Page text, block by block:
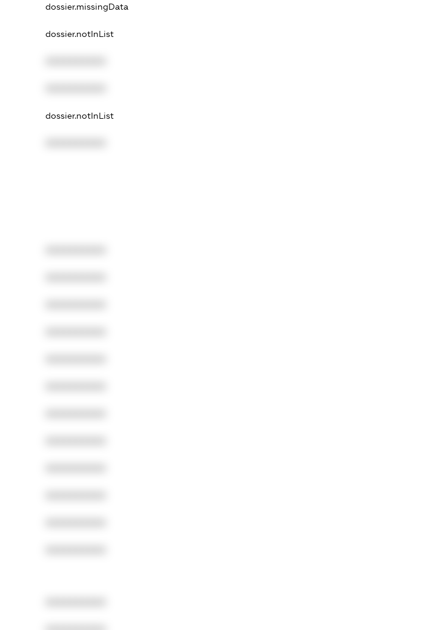
dossier.missingData
dossier.notInList
dossier.notInList